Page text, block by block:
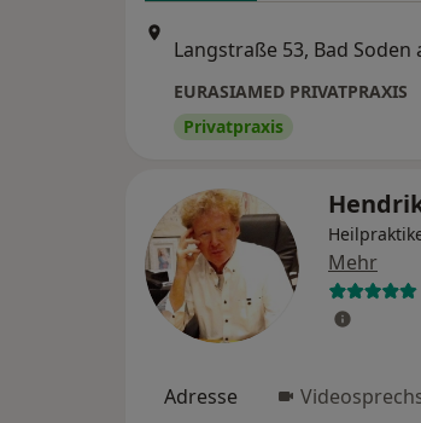
EURASIAMED PRIVATPRAXIS
Privatpraxis
Mehr
Adresse